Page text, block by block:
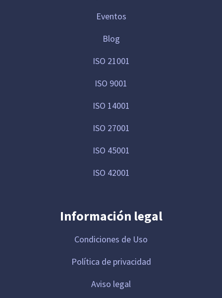
Eventos
Blog
ISO 21001
ISO 9001
ISO 14001
ISO 27001
ISO 45001
ISO 42001
Información legal
Condiciones de Uso
Política de privacidad
Aviso legal